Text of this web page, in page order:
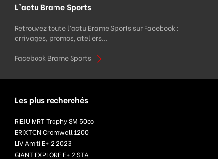
L'actu Brame Sports
Retrouvez toute l’actu Brame Sports sur Facebook :
arrivages, promos, ateliers...
Facebook Brame Sports
Les plus recherchés
RIEJU MRT Trophy SM 50cc
BRIXTON Cromwell 1200
LIV Amiti E+ 2 2023
GIANT EXPLORE E+ 2 STA